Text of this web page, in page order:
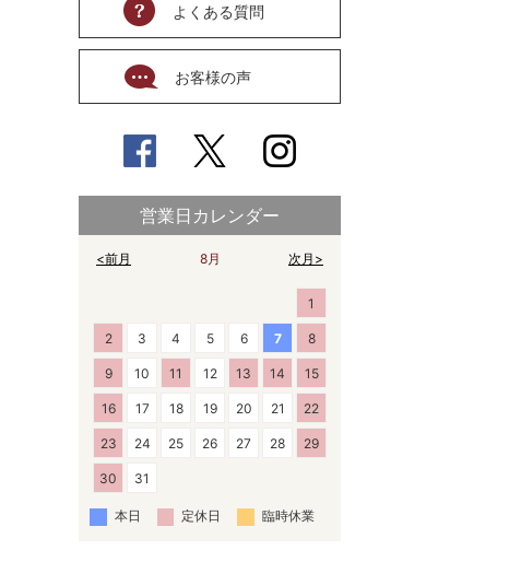
よくある質問
お客様の声
営業日カレンダー
8月
<前月 次月>
1
2 3 4 5 6 7 8
9 10 11 12 13 14 15
16 17 18 19 20 21 22
23 24 25 26 27 28 29
30 31
本日 定休日 臨時休業